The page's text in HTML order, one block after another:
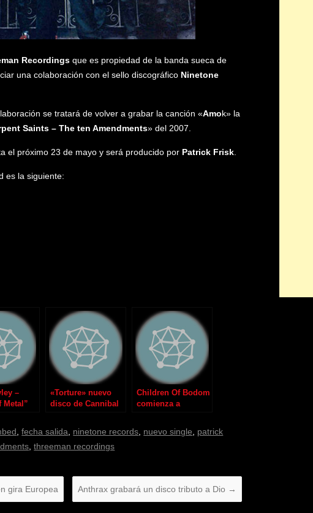
Recordings que es propiedad de la banda sueca de
una colaboración con el sello discográfico Ninetone
se tratará de volver a grabar la canción «Amok» la
Saints – The ten Amendments» del 2007.
el próximo 23 de mayo y será producido por Patrick Frisk.
es la siguiente:
–
Metal”
«Torture» nuevo
disco de Cannibal
Children Of Bodom
comienza a
,fecha salida, ninetone records, nuevo single, patrick
,threeman recordings
gira Europea Anthrax grabará un disco tributo a Dio →